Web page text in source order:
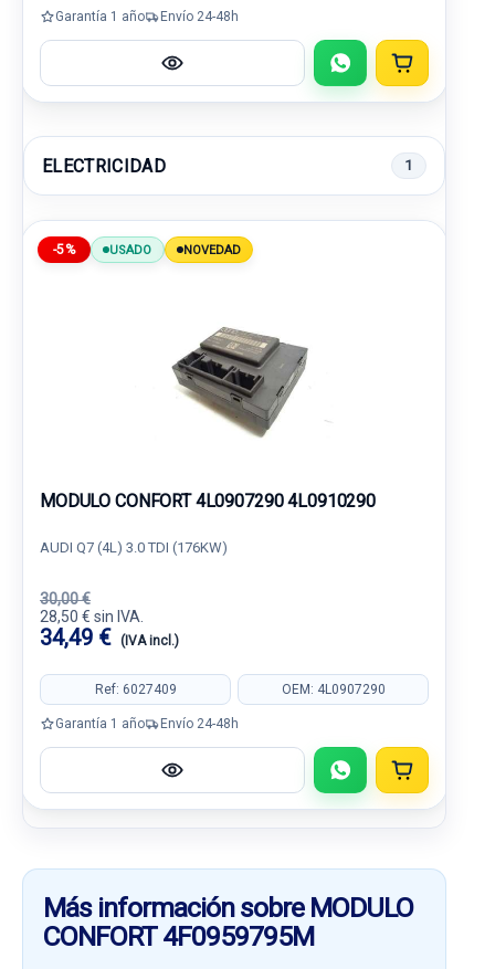
Garantía 1 año Envío 24-48h
ELECTRICIDAD 1
-5% USADO NOVEDAD
MODULO CONFORT 4L0907290 4L0910290
AUDI Q7 (4L) 3.0 TDI (176KW)
30,00 €
28,50 € sin IVA.
34,49 € (IVA incl.)
Ref: 6027409 OEM: 4L0907290
Garantía 1 año Envío 24-48h
Más información sobre MODULO
CONFORT 4F0959795M